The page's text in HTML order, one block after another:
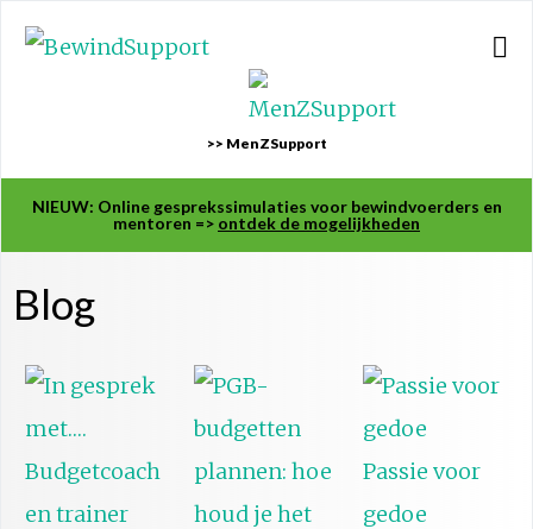
>> MenZSupport
NIEUW: Online gesprekssimulaties voor bewindvoerders en
mentoren => ontdek de mogelijkheden
Blog
Passie voor
gedoe